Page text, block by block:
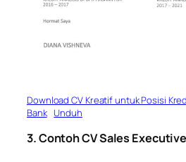
Download CV Kreatif untuk Posisi
Bank Unduh
3. Contoh CV Sales Executive